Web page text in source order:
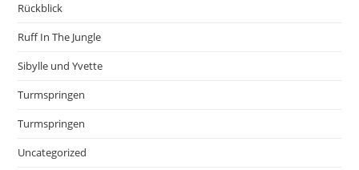
Rückblick
Ruff In The Jungle
Sibylle und Yvette
Turmspringen
Turmspringen
Uncategorized